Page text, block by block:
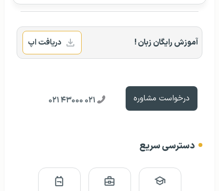
آموزش رایگان زبان ! دریافت اپ
درخواست مشاوره ۰۲۱ ۴۳۰۰۰ ۰۲۱
دسترسی سریع